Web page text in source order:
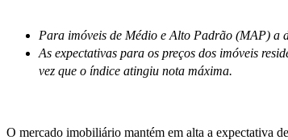
Para imóveis de Médio e Alto Padrão (MAP) a
As expectativas para os preços dos imóveis
vez que o índice atingiu nota máxima.
O mercado imobiliário mantém em alta a expectativa